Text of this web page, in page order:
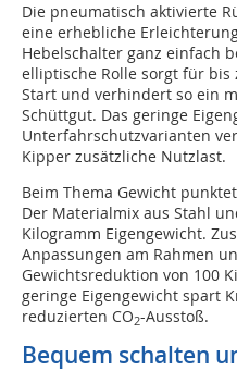
Die pneumatisch aktivierte
eine erhebliche
Hebelschalter ganz einfach
elliptische Rolle sorgt für bis
Start und verhindert so ein
Schüttgut. Das geringe
Unterfahrschutzvarianten
Kipper zusätzliche Nutzlast.
Beim Thema Gewicht
Der Materialmix aus Stahl
Kilogramm Eigengewicht.
Anpassungen am Rahmen
Gewichtsreduktion von 100
geringe Eigengewicht spart
reduzierten CO2-Ausstoß.
Bequem schalten